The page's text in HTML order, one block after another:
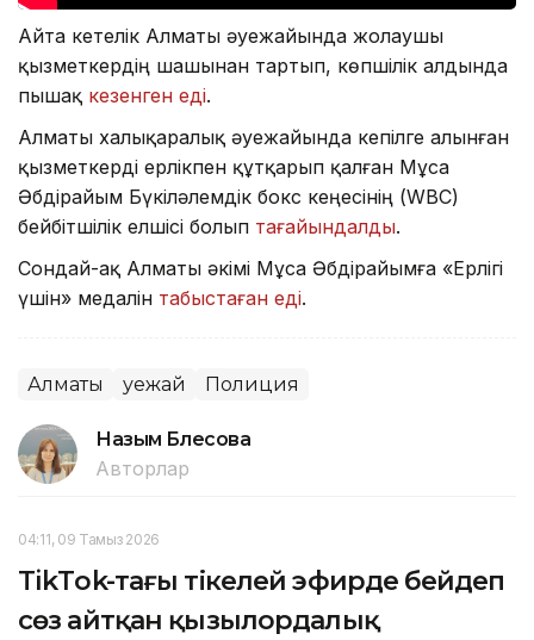
Айта кетелік Алматы әуежайында жолаушы
қызметкердің шашынан тартып, көпшілік алдында
пышақ кезенген еді.
Алматы халықаралық әуежайында кепілге алынған
қызметкерді ерлікпен құтқарып қалған Мұса
Әбдірайым Бүкіләлемдік бокс кеңесінің (WBC)
бейбітшілік елшісі болып тағайындалды.
Сондай-ақ Алматы әкімі Мұса Әбдірайымға «Ерлігі
үшін» медалін табыстаған еді.
Алматы Әуежай Полиция
Назым Бөлесова
Авторлар
04:11, 09 Тамыз 2026
TikТok-тағы тікелей эфирде бейәдеп
сөз айтқан қызылордалық